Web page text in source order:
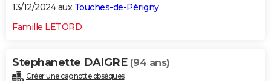
13/12/2024 aux Touches-de-Périgny
Famille LETORD
Stephanette DAIGRE (94 ans)
Créer une cagnotte obsèques